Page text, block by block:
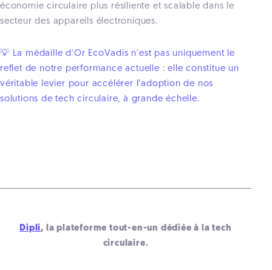
économie circulaire plus résiliente et scalable dans le
secteur des appareils électroniques.
💡 La médaille d'Or EcoVadis n'est pas uniquement le
reflet de notre performance actuelle : elle constitue un
véritable levier pour accélérer l’adoption de nos
solutions de tech circulaire, à grande échelle.
Dipli, la plateforme tout-en-un dédiée à la tech
circulaire.